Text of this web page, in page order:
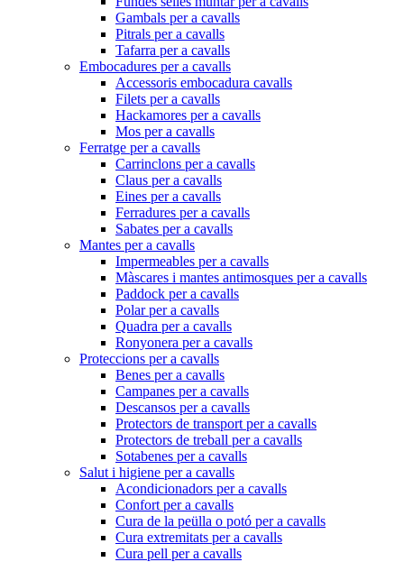
Gambals per a cavalls
Pitrals per a cavalls
Tafarra per a cavalls
Embocadures per a cavalls
Accessoris embocadura cavalls
Filets per a cavalls
Hackamores per a cavalls
Mos per a cavalls
Ferratge per a cavalls
Carrinclons per a cavalls
Claus per a cavalls
Eines per a cavalls
Ferradures per a cavalls
Sabates per a cavalls
Mantes per a cavalls
Impermeables per a cavalls
Màscares i mantes antimosques per a cavalls
Paddock per a cavalls
Polar per a cavalls
Quadra per a cavalls
Ronyonera per a cavalls
Proteccions per a cavalls
Benes per a cavalls
Campanes per a cavalls
Descansos per a cavalls
Protectors de transport per a cavalls
Protectors de treball per a cavalls
Sotabenes per a cavalls
Salut i higiene per a cavalls
Acondicionadors per a cavalls
Confort per a cavalls
Cura de la peülla o potó per a cavalls
Cura extremitats per a cavalls
Cura pell per a cavalls